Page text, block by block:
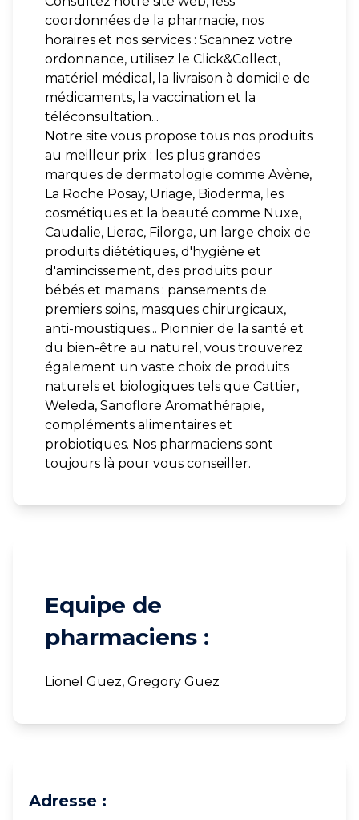
coordonnées de la pharmacie, nos
horaires et nos services : Scannez votre
ordonnance, utilisez le Click&Collect,
matériel médical, la livraison à domicile de
médicaments, la vaccination et la
téléconsultation...
Notre site vous propose tous nos produits
au meilleur prix : les plus grandes
marques de dermatologie comme Avène,
La Roche Posay, Uriage, Bioderma, les
cosmétiques et la beauté comme Nuxe,
Caudalie, Lierac, Filorga, un large choix de
produits diététiques, d'hygiène et
d'amincissement, des produits pour
bébés et mamans : pansements de
premiers soins, masques chirurgicaux,
anti-moustiques... Pionnier de la santé et
du bien-être au naturel, vous trouverez
également un vaste choix de produits
naturels et biologiques tels que Cattier,
Weleda, Sanoflore Aromathérapie,
compléments alimentaires et
probiotiques. Nos pharmaciens sont
toujours là pour vous conseiller.
Equipe de
pharmaciens :
Lionel Guez, Gregory Guez
Adresse :